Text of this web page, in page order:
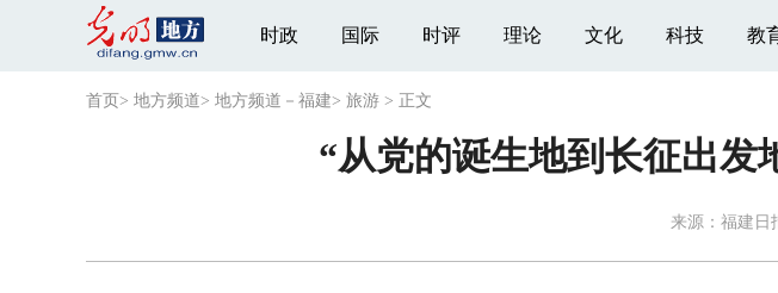
时政 国际 时评 理论 文化 科技 教
首页 > 地方频道> 地方频道－福建> 旅游 > 正文
“从党的诞生地到长征出发
来源： 福建日